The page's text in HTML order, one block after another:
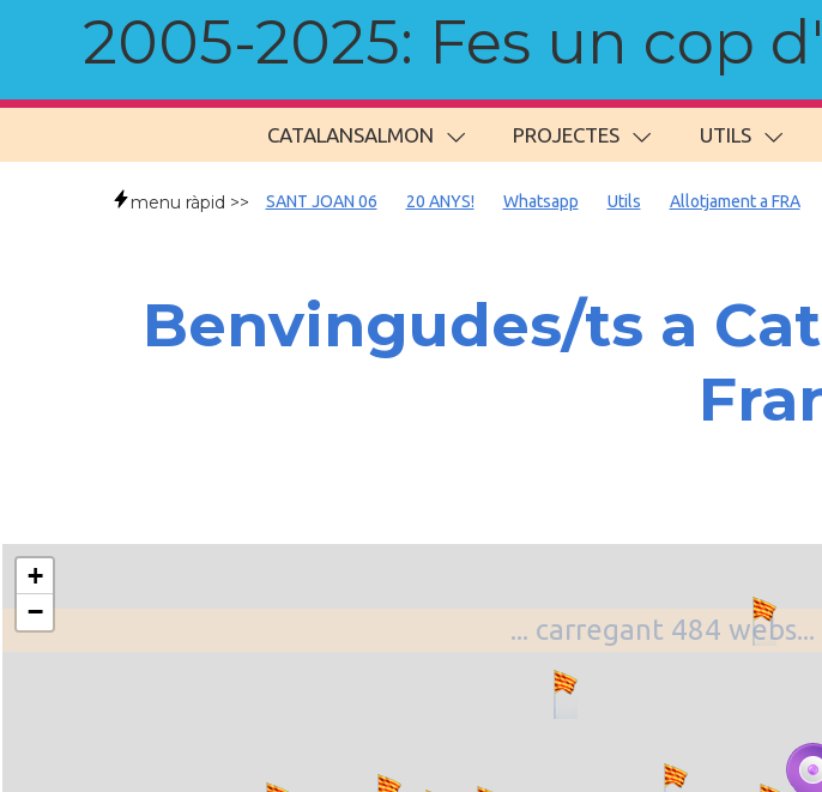
2005-2025: Fes un cop
CATALANSALMON PROJECTES UTILS
menu ràpid >> SANT JOAN 06 20 ANYS! Whatsapp Utils Allotjament a FRA
Benvingudes/ts a
... carregant 484
+
−